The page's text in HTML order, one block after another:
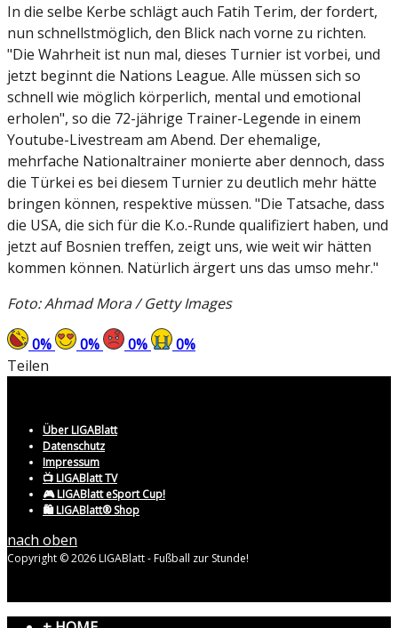
In die selbe Kerbe schlägt auch Fatih Terim, der fordert,
nun schnellstmöglich, den Blick nach vorne zu richten.
"Die Wahrheit ist nun mal, dieses Turnier ist vorbei, und
jetzt beginnt die Nations League. Alle müssen sich so
schnell wie möglich körperlich, mental und emotional
erholen", so die 72-jährige Trainer-Legende in einem
Youtube-Livestream am Abend. Der ehemalige,
mehrfache Nationaltrainer monierte aber dennoch, dass
die Türkei es bei diesem Turnier zu deutlich mehr hätte
bringen können, respektive müssen. "Die Tatsache, dass
die USA, die sich für die K.o.-Runde qualifiziert haben, und
jetzt auf Bosnien treffen, zeigt uns, wie weit wir hätten
kommen können. Natürlich ärgert uns das umso mehr."
Foto: Ahmad Mora / Getty Images
0% 0% 0% 0%
Teilen
Über LIGABlatt
Datenschutz
Impressum
📺 LIGABlatt TV
🎮 LIGABlatt eSport Cup!
🛍️ LIGABlatt® Shop
nach oben
Copyright © 2026 LIGABlatt - Fußball zur Stunde!